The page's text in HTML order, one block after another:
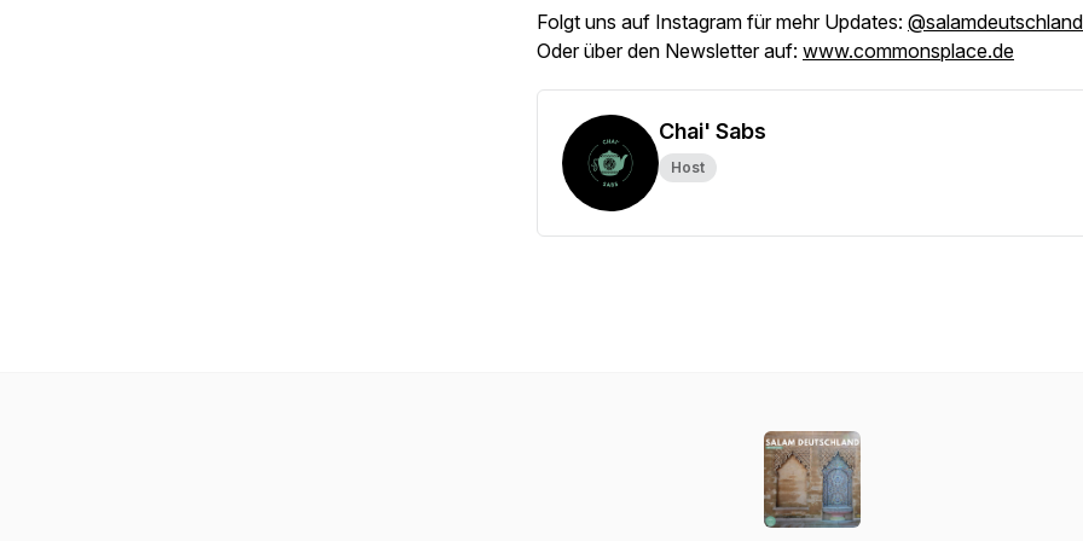
Folgt uns auf Instagram für mehr Updates:
Oder über den Newsletter auf: www.commonsplace.de
Chai' Sabs
Host